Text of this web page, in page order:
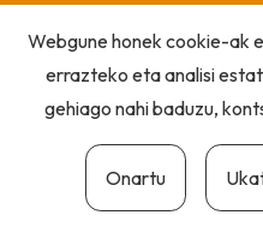
Webgune honek cookie-ak
errazteko eta analisi
gehiago nahi baduzu,
Onartu